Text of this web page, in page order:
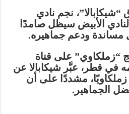
“شيكابالا”، نجم نادي
الأبيض سيظلصامدًا
مساندة ودعم جماهيره.
“زملكاوي” على قناة
في قطر، عبَّر شيكابالا عن
مشددًا على أن
الجماهير .